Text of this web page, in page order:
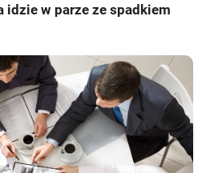
idzie w parze ze spadkiem